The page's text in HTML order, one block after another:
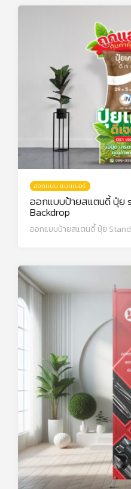
ออกแบบ แบนเนอร์
ออกแบบป้ายสแตนดี้ ปุ๋ย
Backdrop
ออกแบบป้ายสแตนดี้ ปุ๋ย